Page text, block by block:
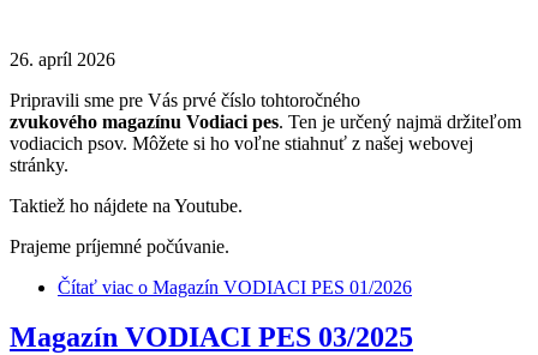
26. apríl 2026
Pripravili sme pre Vás prvé číslo tohtoročného
zvukového magazínu Vodiaci pes. Ten je určený najmä držiteľom
vodiacich psov. Môžete si ho voľne stiahnuť z našej webovej
stránky.
Taktiež ho nájdete na Youtube.
Prajeme príjemné počúvanie.
Čítať viac o Magazín VODIACI PES 01/2026
Magazín VODIACI PES 03/2025